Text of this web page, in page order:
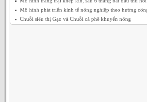
Mô hình phát triển kinh tế nông nghiệp theo hướng
Chuỗi siêu thị Gạo và Chuỗi cà phê khuyến nông